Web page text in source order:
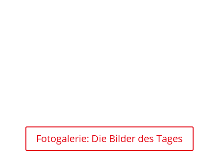
Fotogalerie: Die Bilder des Tages